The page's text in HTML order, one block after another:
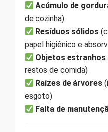
Acúmulo de
de cozinha)
Resíduos sólidos
papel higiênico e
Objetos estranhos
restos de comida)
Raízes de árvores
esgoto)
Falta de